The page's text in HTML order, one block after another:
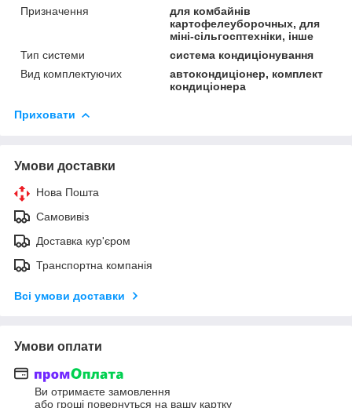
Призначення
для комбайнів
картофелеуборочных, для
міні-сільгосптехніки, інше
Тип системи
система кондиціонування
Вид комплектуючих
автокондиціонер, комплект
кондиціонера
Приховати
Умови доставки
Нова Пошта
Самовивіз
Доставка кур'єром
Транспортна компанія
Всі умови доставки
Умови оплати
Ви отримаєте замовлення
або гроші повернуться на вашу картку